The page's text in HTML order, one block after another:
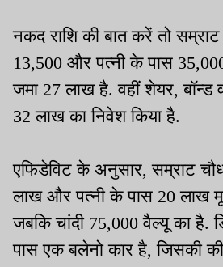
नकद राशि की बात करें तो
13,500 और पत्नी के पास
जमा 27 लाख है. वहीं शेयर,
32 लाख का निवेश किया है.
एफिडेविट के अनुसार, सम्राट
लाख और पत्नी के पास 20 लाख
जबकि चांदी 75,000 वैल्यू का है.
पास एक बलेनो कार है, जिसकी